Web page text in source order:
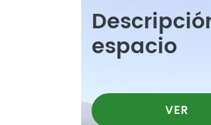
espacio
VER